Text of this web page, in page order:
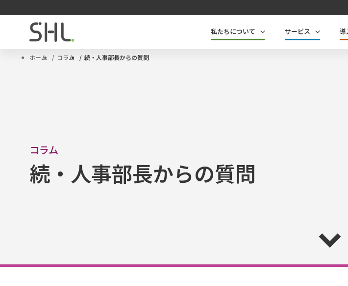
私たちについて サービス 導
ホーム コラム 続・人事部長からの質問
コラム
続・人事部長からの質問